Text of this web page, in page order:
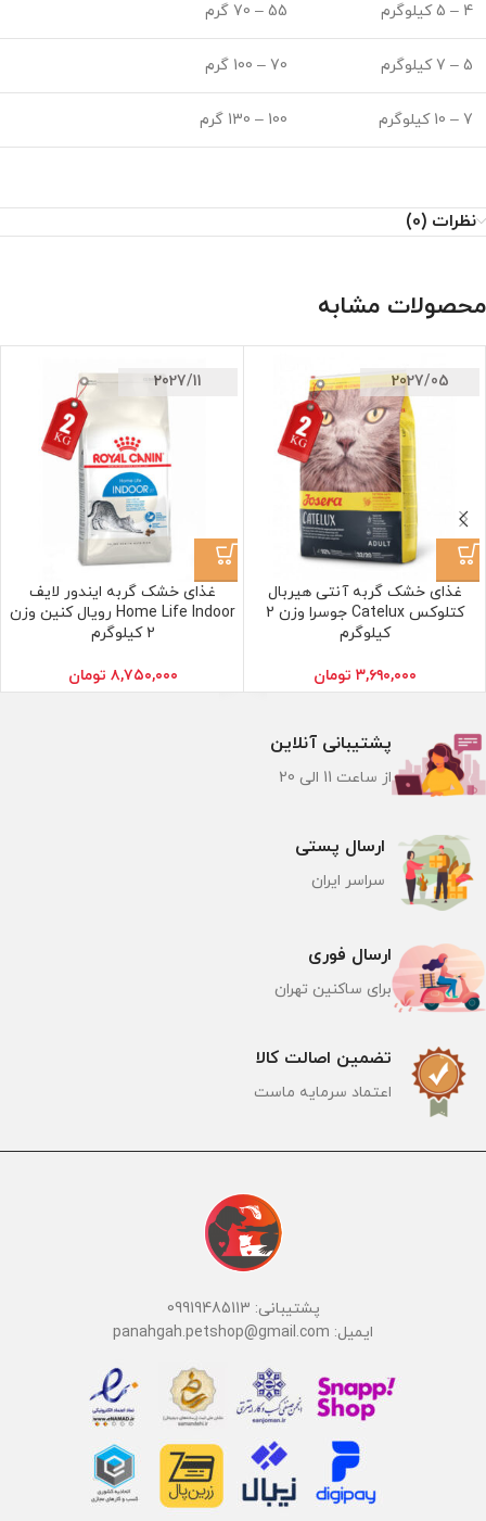
4 – 5 کیلوگرم 55 – 70 گرم
5 – 7 کیلوگرم 70 – 100 گرم
7 – 10 کیلوگرم 100 – 130 گرم
نظرات (0)
محصولات مشابه
2027/05
غذای خشک گربه آنتی هیربال
کتلوکس Catelux جوسرا وزن 2
کیلوگرم
۳,۶۹۰,۰۰۰ تومان
2027/11
غذای خشک گربه ایندور لایف
Home Life Indoor رویال کنین وزن
2 کیلوگرم
۸,۷۵۰,۰۰۰ تومان
تضمین اصالت کالا
اعتماد سرمایه ماست
ارسال فوری
برای ساکنین تهران
ارسال پستی
سراسر ایران
پشتیبانی آنلاین
از ساعت 11 الی 20
پشتیبانی: 09919485113
ایمیل: panahgah.petshop@gmail.com